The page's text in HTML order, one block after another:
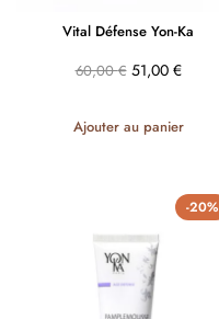
Vital Défense Yon-Ka
60,00€ 51,00 €
Ajouter au panier
-20%